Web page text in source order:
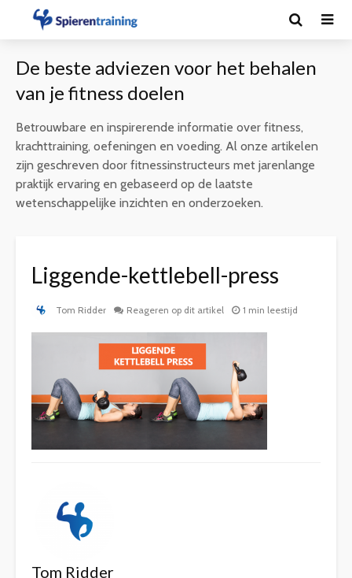
De beste adviezen voor het behalen
van je fitness doelen
Betrouwbare en inspirerende informatie over fitness,
krachttraining, oefeningen en voeding. Al onze artikelen
zijn geschreven door fitnessinstructeurs met jarenlange
praktijk ervaring en gebaseerd op de laatste
wetenschappelijke inzichten en onderzoeken.
Liggende-kettlebell-press
Tom Ridder Reageren op dit artikel 1 min leestijd
Tom Ridder